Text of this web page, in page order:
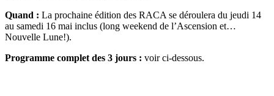
Quand : La prochaine édition des RACA se déroulera du jeudi 14
au samedi 16 mai inclus (long weekend de l’Ascension et…
Nouvelle Lune!).
Programme complet des 3 jours : voir ci-dessous.